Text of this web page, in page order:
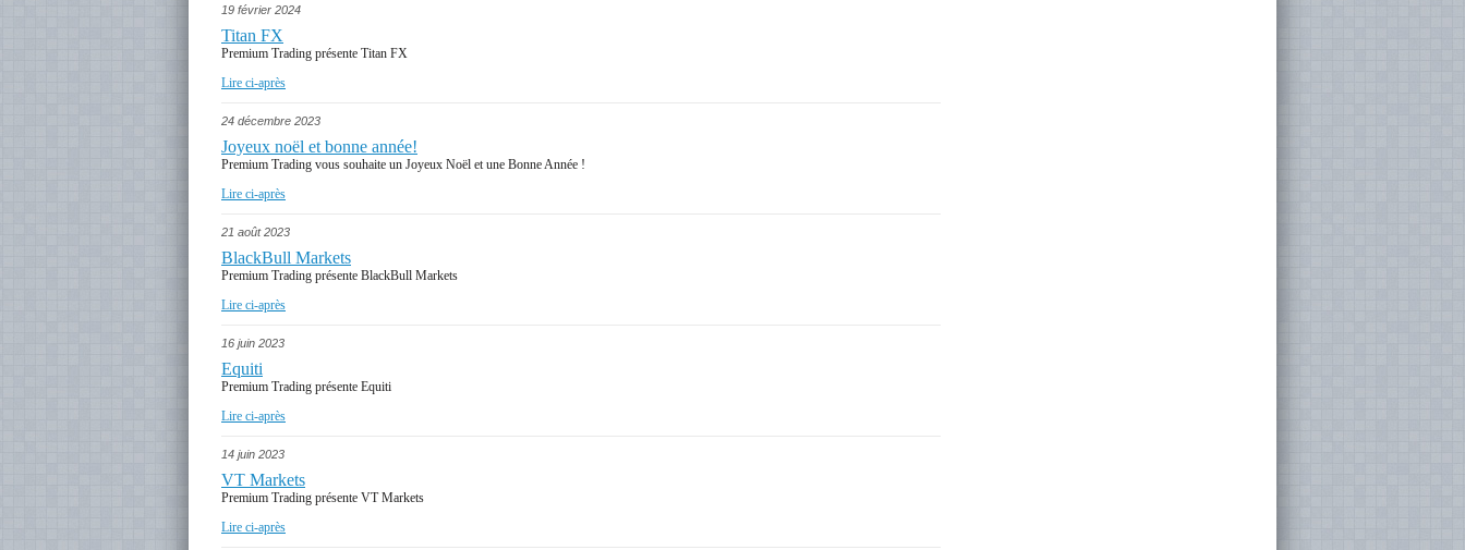
19 février 2024
Titan FX
Premium Trading présente Titan FX
Lire ci-après
24 décembre 2023
Joyeux noël et bonne année!
Premium Trading vous souhaite un Joyeux Noël et une Bonne Année !
Lire ci-après
21 août 2023
BlackBull Markets
Premium Trading présente BlackBull Markets
Lire ci-après
16 juin 2023
Equiti
Premium Trading présente Equiti
Lire ci-après
14 juin 2023
VT Markets
Premium Trading présente VT Markets
Lire ci-après